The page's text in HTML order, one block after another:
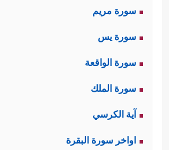
سورة مريم
سورة يس
سورة الواقعة
سورة الملك
آية الكرسي
اواخر سورة البقرة